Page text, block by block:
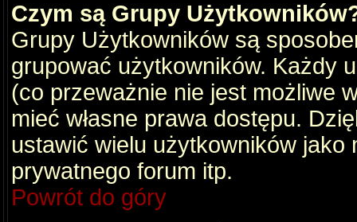
Czym są Grupy
Grupy Użytkowników są
grupować użytkowników. Każdy
(co przeważnie nie jest możliwe
mieć własne prawa dostępu.
ustawić wielu użytkowników
prywatnego forum itp.
Powrót do góry